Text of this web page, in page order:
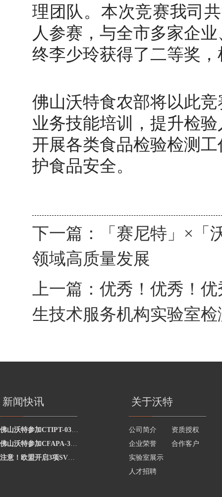
理团队。本次竞赛我司
人参赛，与全市多家企
终李少玲获得了二等奖
佛山沃特食农部将以此
业务技能培训，提升检
开展各类食品检验检测
护食品安全。
下一篇：
「赛尼特」×
领域高质量发展
上一篇： 优秀！优秀！
生技术服务机构实验室
新闻快讯
佛山沃特参加CTIPT-0325002水中总大肠菌群的测定能力验证 获“满意”结果
佛山沃特参加CFAPA-3110食品包装用原纸中铅的测定能力验证计划 获“满意”结果
注意！欧盟开启3项SVHC物质的公众评议
关于沃特
公司简介
资质授权
企业荣誉
合作客户
实验室展示
人才招聘